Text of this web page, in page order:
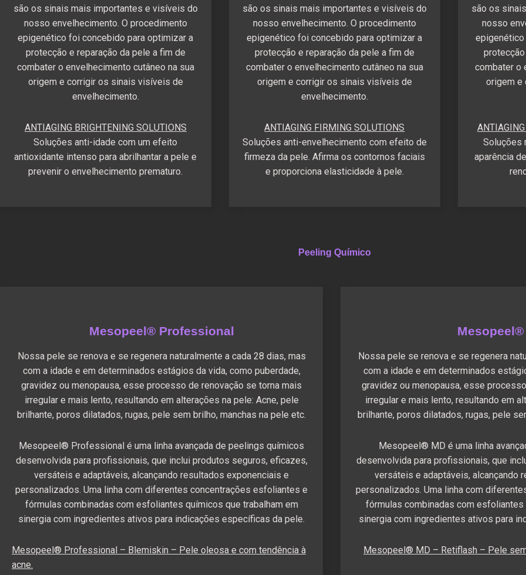
são os sinais mais importantes e visíveis do
nosso envelhecimento. O procedimento
epigenético foi concebido para optimizar a
protecção e reparação da pele a fim de
combater o envelhecimento cutâneo na sua
origem e corrigir os sinais visíveis de
envelhecimento.
ANTIAGING BRIGHTENING SOLUTIONS
Soluções anti-idade com um efeito
antioxidante intenso para abrilhantar a pele e
prevenir o envelhecimento prematuro.
são os sinais mais importantes e visíveis do
nosso envelhecimento. O procedimento
epigenético foi concebido para optimizar a
protecção e reparação da pele a fim de
combater o envelhecimento cutâneo na sua
origem e corrigir os sinais visíveis de
envelhecimento.
ANTIAGING FIRMING SOLUTIONS
Soluções anti-envelhecimento com efeito de
firmeza da pele. Afirma os contornos faciais
e proporciona elasticidade à pele.
são os
nosso
combater o
origem e
Soluções
aparência
Peeling Químico
Mesopeel® Professional
Nossa pele se renova e se regenera naturalmente a cada 28 dias, mas
com a idade e em determinados estágios da vida, como puberdade,
gravidez ou menopausa, esse processo de renovação se torna mais
irregular e mais lento, resultando em alterações na pele: Acne, pele
brilhante, poros dilatados, rugas, pele sem brilho, manchas na pele etc.
Mesopeel® Professional é uma linha avançada de peelings químicos
desenvolvida para profissionais, que inclui produtos seguros, eficazes,
versáteis e adaptáveis, alcançando resultados exponenciais e
personalizados. Uma linha com diferentes concentrações esfoliantes e
fórmulas combinadas com esfoliantes químicos que trabalham em
sinergia com ingredientes ativos para indicações específicas da pele.
Mesopeel® Professional – Blemiskin – Pele oleosa e com tendência à
acne.
Mesopeel®
Nossa pele se renova e se regenera
com a idade e em determinados
gravidez ou menopausa, esse
irregular e mais lento, resultando em
brilhante, poros dilatados, rugas, pele
Mesopeel® MD é uma linha
desenvolvida para profissionais, que
versáteis e adaptáveis, alcançando
personalizados. Uma linha com
fórmulas combinadas com esfoliantes
sinergia com ingredientes ativos para
Mesopeel® MD – Retiflash – Pele